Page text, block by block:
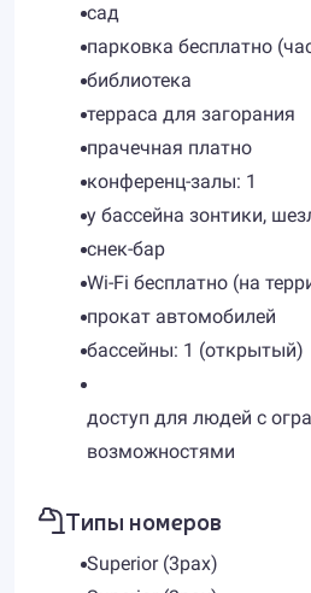
сад
парковка бесплатно
библиотека
терраса для загорания
прачечная платно
конференц-залы: 1
у бассейна зонтики,
снек-бар
Wi-Fi бесплатно (на
прокат автомобилей
бассейны: 1 (открытый)
доступ для людей с
возможностями
Типы номеров
Superior (3pax)